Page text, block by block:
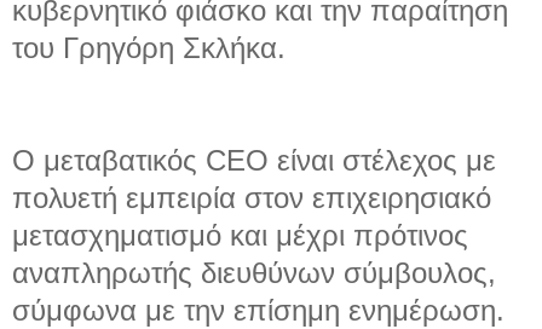
κυβερνητικό φιάσκο και την παραίτηση
του Γρηγόρη Σκλήκα.
Ο μεταβατικός CEO είναι στέλεχος με
πολυετή εμπειρία στον επιχειρησιακό
μετασχηματισμό και μέχρι πρότινος
αναπληρωτής διευθύνων σύμβουλος,
σύμφωνα με την επίσημη ενημέρωση.